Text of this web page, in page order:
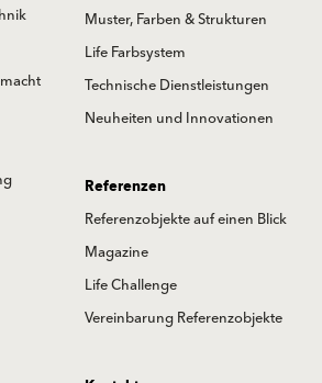
Muster, Farben & Strukturen
Life Farbsystem
Technische Dienstleistungen
Neuheiten und Innovationen
Referenzen
Referenzobjekte auf einen Blick
Magazine
Life Challenge
Vereinbarung Referenzobjekte